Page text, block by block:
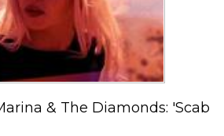
& The Diamonds: 'Scab